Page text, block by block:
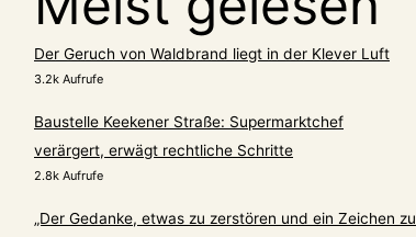
Der Geruch von Waldbrand liegt in der Klever Luft
3.2k Aufrufe
Baustelle Keekener Straße: Supermarktchef
verärgert, erwägt rechtliche Schritte
2.8k Aufrufe
„Der Gedanke, etwas zu zerstören und ein Zeichen zu